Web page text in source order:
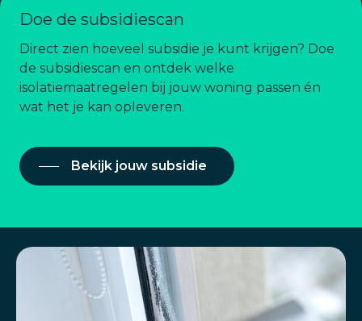
Doe de subsidiescan
Direct zien hoeveel subsidie je kunt krijgen? Doe
de subsidiescan en ontdek welke
isolatiemaatregelen bij jouw woning passen én
wat het je kan opleveren.
Bekijk jouw subsidie